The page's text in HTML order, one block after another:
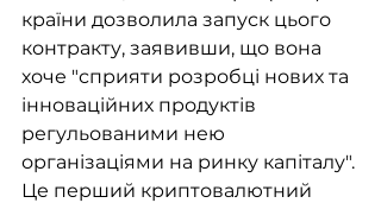
країни дозволила запуск цього
контракту, заявивши, що вона
хоче "сприяти розробці нових та
інноваційних продуктів
регульованими нею
організаціями на ринку капіталу".
Це перший криптовалютний